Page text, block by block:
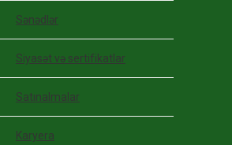
Sənədlər
Siyasət və sertifikatlar
Satınalmalar
Karyera